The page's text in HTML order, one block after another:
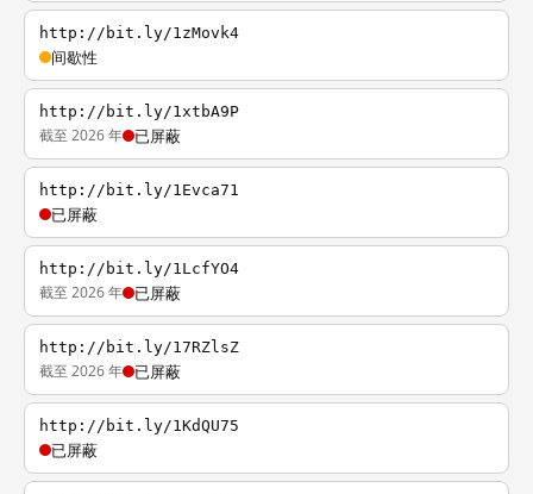
http://bit.ly/1zMovk4
间歇性
http://bit.ly/1xtbA9P
截至 2026 年 已屏蔽
http://bit.ly/1Evca71
已屏蔽
http://bit.ly/1LcfYO4
截至 2026 年 已屏蔽
http://bit.ly/17RZlsZ
截至 2026 年 已屏蔽
http://bit.ly/1KdQU75
已屏蔽